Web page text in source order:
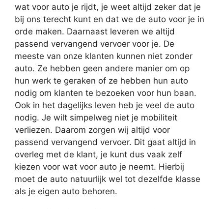
wat voor auto je rijdt, je weet altijd zeker dat je
bij ons terecht kunt en dat we de auto voor je in
orde maken. Daarnaast leveren we altijd
passend vervangend vervoer voor je. De
meeste van onze klanten kunnen niet zonder
auto. Ze hebben geen andere manier om op
hun werk te geraken of ze hebben hun auto
nodig om klanten te bezoeken voor hun baan.
Ook in het dagelijks leven heb je veel de auto
nodig. Je wilt simpelweg niet je mobiliteit
verliezen. Daarom zorgen wij altijd voor
passend vervangend vervoer. Dit gaat altijd in
overleg met de klant, je kunt dus vaak zelf
kiezen voor wat voor auto je neemt. Hierbij
moet de auto natuurlijk wel tot dezelfde klasse
als je eigen auto behoren.